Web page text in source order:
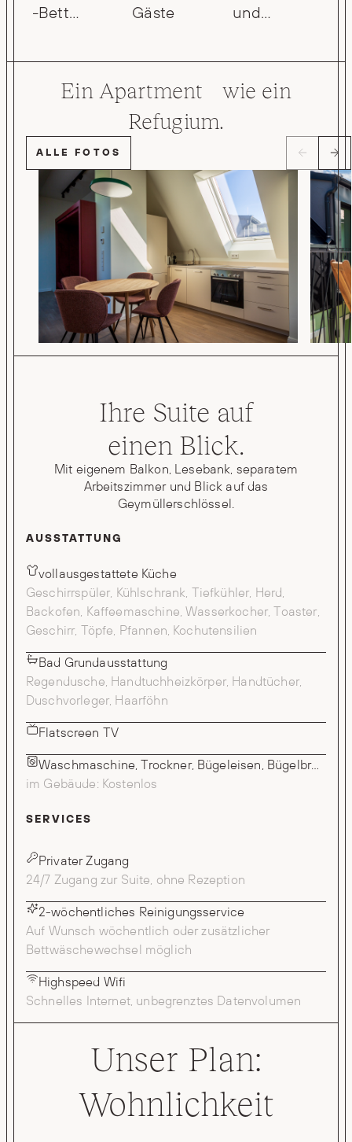
-Bett
Gäste
und
Ein Apartment wie ein
Refugium.
ALLE FOTOS
Ihre Suite auf
einen Blick.
Mit eigenem Balkon, Lesebank, separatem
Arbeitszimmer und Blick auf das
Geymüllerschlössel.
AUSSTATTUNG
vollausgestattete Küche
Geschirrspüler, Kühlschrank, Tiefkühler, Herd,
Backofen, Kaffeemaschine, Wasserkocher, Toaster,
Geschirr, Töpfe, Pfannen, Kochutensilien
Bad Grundausstattung
Regendusche, Handtuchheizkörper, Handtücher,
Duschvorleger, Haarföhn
Flatscreen TV
Waschmaschine, Trockner, Bügeleisen, Bügelbrett
im Gebäude: Kostenlos
SERVICES
Privater Zugang
24/7 Zugang zur Suite, ohne Rezeption
2-wöchentliches Reinigungsservice
Auf Wunsch wöchentlich oder zusätzlicher
Bettwäschewechsel möglich
Highspeed Wifi
Schnelles Internet, unbegrenztes Datenvolumen
Unser Plan:
Wohnlichkeit